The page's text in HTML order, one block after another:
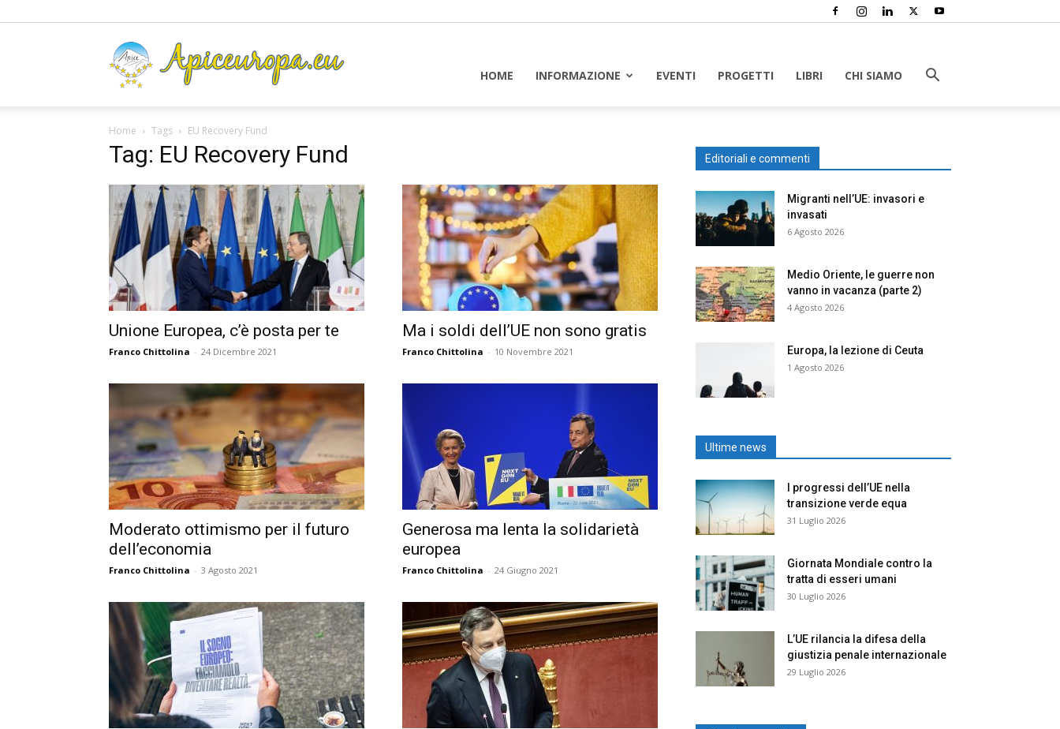
HOME INFORMAZIONE EVENTI PROGETTI LIBRI CHI SIAMO
Home Tags EU Recovery Fund
Tag: EU Recovery Fund
Unione Europea, c’è posta per te
Franco Chittolina - 24 Dicembre 2021
Ma i soldi dell’UE non sono gratis
Franco Chittolina - 10 Novembre 2021
Moderato ottimismo per il futuro
dell’economia
Franco Chittolina - 3 Agosto 2021
Generosa ma lenta la solidarietà
europea
Franco Chittolina - 24 Giugno 2021
Editoriali e commenti
Migranti nell’UE: invasori e
invasati
6 Agosto 2026
Medio Oriente, le guerre non
vanno in vacanza (parte 2)
4 Agosto 2026
Europa, la lezione di Ceuta
1 Agosto 2026
Ultime news
I progressi dell’UE nella
transizione verde equa
31 Luglio 2026
Giornata Mondiale contro la
tratta di esseri umani
30 Luglio 2026
L’UE rilancia la difesa della
giustizia penale internazionale
29 Luglio 2026